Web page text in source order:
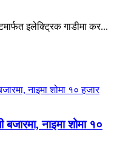
इलेक्ट्रिक गाडीमा कर...
नाइमा शोमा १०